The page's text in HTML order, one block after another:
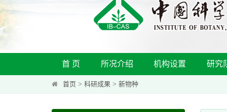
首 页 所况介绍 机构设置 研究
首页 > 科研成果 > 新物种